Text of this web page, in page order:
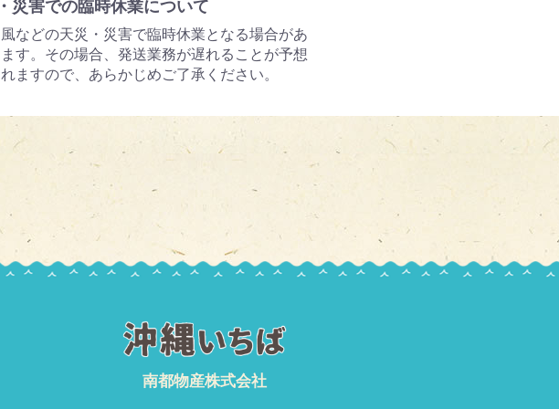
災害での臨時休業について
などの天災・災害で臨時休業となる場合があ
す。その場合、発送業務が遅れることが予想
ますので、あらかじめご了承ください。
南都物産株式会社